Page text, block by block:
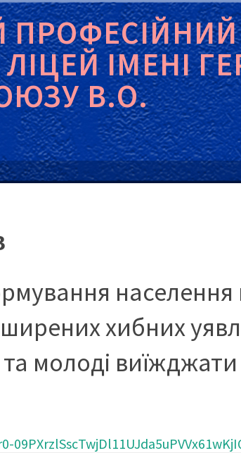
ПРОФЕСІЙНИЙ
ІМЕНІ
В.О.
населення
хибних
молоді